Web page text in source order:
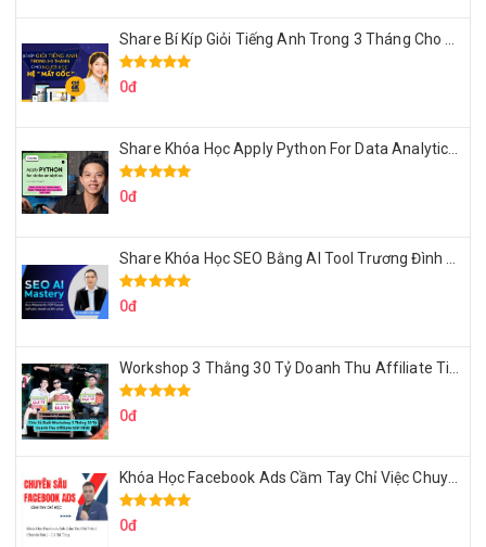
0đ
0đ
0đ
0đ
0đ